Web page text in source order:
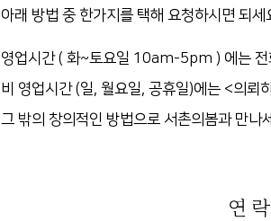
아래 방법 중 한가지를 택해 요청하시면 되세
영업시간 ( 화~토요일 10am-5pm ) 에는
비 영업시간 (일, 월요일, 공휴일)에는 <의뢰
그 밖의 창의적인 방법으로 서촌의봄과 만나
연